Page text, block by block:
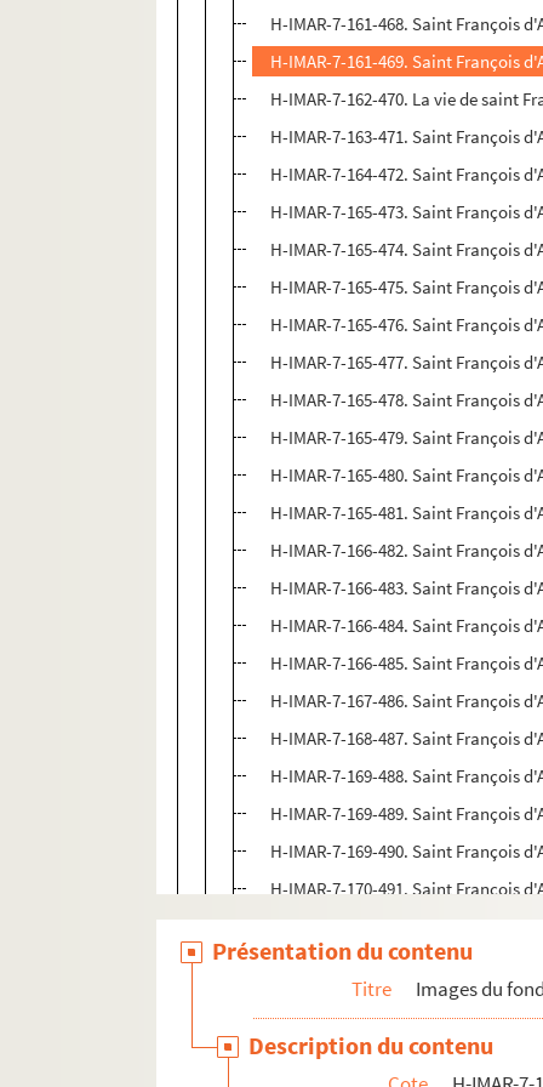
H-IMAR-7-161-468. Saint François
H-IMAR-7-161-469. Saint François
H-IMAR-7-162-470. La vie de saint
H-IMAR-7-163-471. Saint François
H-IMAR-7-164-472. Saint François
H-IMAR-7-165-473. Saint François
H-IMAR-7-165-474. Saint François
H-IMAR-7-165-475. Saint François
H-IMAR-7-165-476. Saint François
H-IMAR-7-165-477. Saint François
H-IMAR-7-165-478. Saint François
H-IMAR-7-165-479. Saint François
H-IMAR-7-165-480. Saint François
H-IMAR-7-165-481. Saint François
H-IMAR-7-166-482. Saint François
H-IMAR-7-166-483. Saint François
H-IMAR-7-166-484. Saint François
H-IMAR-7-166-485. Saint François
H-IMAR-7-167-486. Saint François
H-IMAR-7-168-487. Saint François
H-IMAR-7-169-488. Saint François
H-IMAR-7-169-489. Saint François
H-IMAR-7-169-490. Saint François
H-IMAR-7-170-491. Saint François
H-IMAR-7-170-492. Saint François
H-IMAR-7-171-493. Saint François
H-IMAR-7-171-494. Saint François
H-IMAR-7-171-495. Saint François
H-IMAR-7-171-496. Saint François
Présentation du contenu
Titre Images du
Description du contenu